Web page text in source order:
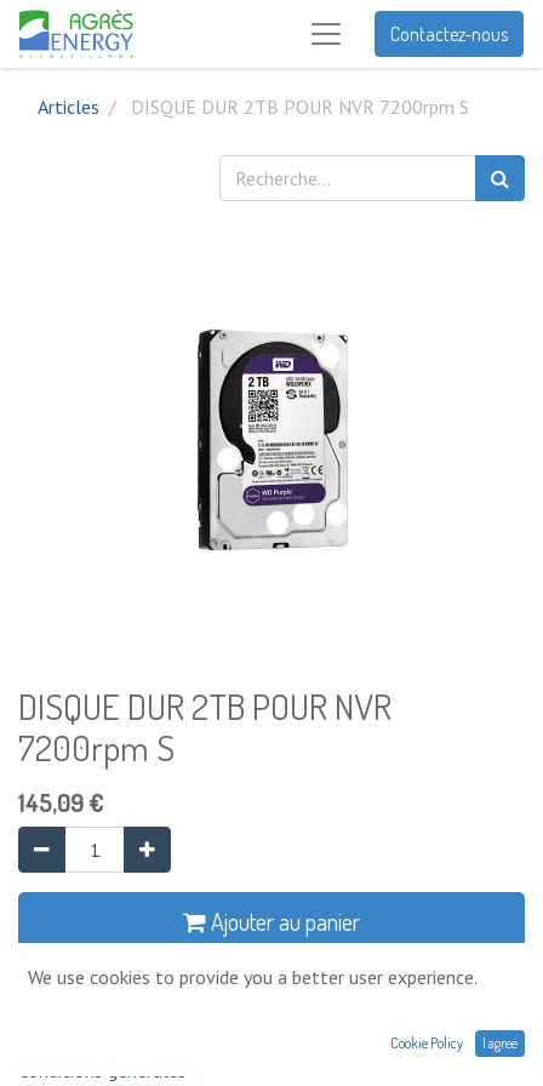
Contactez-nous
Articles DISQUE DUR 2TB POUR NVR 7200rpm S
DISQUE DUR 2TB POUR NVR
7200rpm S
145,09€
Ajouter au panier
Ajouter à la liste de souhaits
Conditions générales
We use cookies to provide you a better user experience.
Cookie Policy I agree